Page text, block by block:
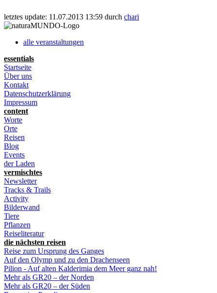
letztes update: 11.07.2013 13:59 durch chari
alle veranstaltungen
essentials
Startseite
Über uns
Kontakt
Datenschutzerklärung
Impressum
content
Worte
Orte
Reisen
Blog
Events
der Laden
vermischtes
Newsletter
Tracks & Trails
Activity
Bilderwand
Tiere
Pflanzen
Reiseliteratur
die nächsten reisen
Reise zum Ursprung des Ganges
Auf den Olymp und zu den Drachenseen
Pilion - Auf alten Kalderimia dem Meer ganz nah!
Mehr als GR20 – der Norden
Mehr als GR20 – der Süden